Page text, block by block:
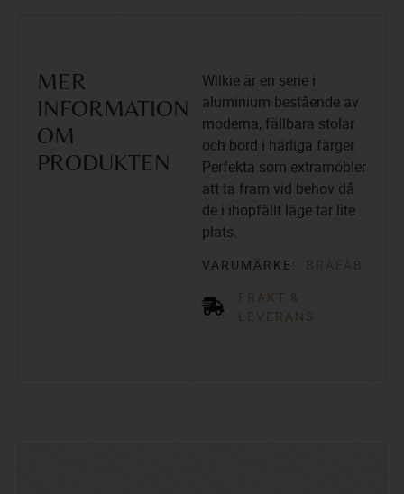
MER
INFORMATION
OM
PRODUKTEN
Wilkie är en serie i
aluminium bestående av
moderna, fällbara stolar
och bord i härliga färger.
Perfekta som extramöbler
att ta fram vid behov då
de i ihopfällt läge tar lite
plats.
VARUMÄRKE:
BRAFAB
FRAKT &
LEVERANS